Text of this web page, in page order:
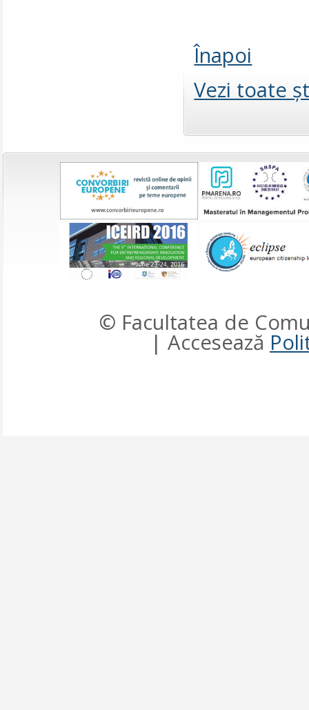
Înapoi
Vezi toate
© Facultatea de
| Accesează